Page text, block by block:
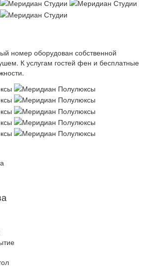
номер оборудован собственной
К услугам гостей фен и бесплатные